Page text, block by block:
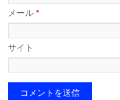
メール*
サイト